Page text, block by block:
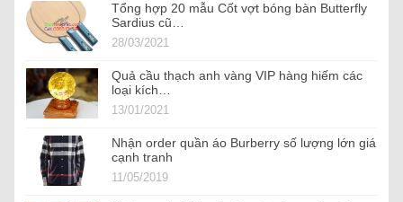
Tổng hợp 20 mẫu Cốt vợt bóng bàn Butterfly
Sardius cũ…
28/03/2021
Quả cầu thạch anh vàng VIP hàng hiếm các
loại kích…
13/01/2021
Nhận order quần áo Burberry số lượng lớn giá
cạnh tranh
11/05/2019